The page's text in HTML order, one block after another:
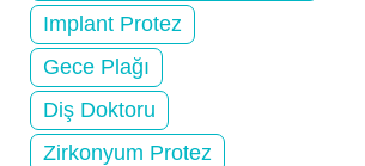
Implant Protez
Gece Plağı
Diş Doktoru
Zirkonyum Protez